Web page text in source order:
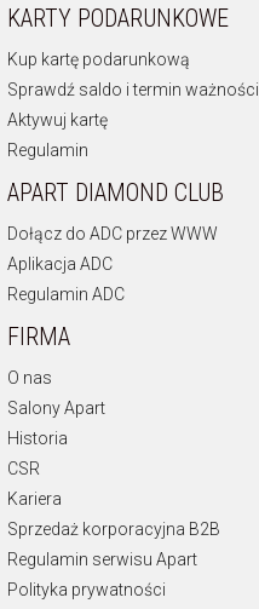
KARTY PODARUNKOWE
Kup kartę podarunkową
Sprawdź saldo i termin ważności
Aktywuj kartę
Regulamin
APART DIAMOND CLUB
Dołącz do ADC przez WWW
Aplikacja ADC
Regulamin ADC
FIRMA
O nas
Salony Apart
Historia
CSR
Kariera
Sprzedaż korporacyjna B2B
Regulamin serwisu Apart
Polityka prywatności